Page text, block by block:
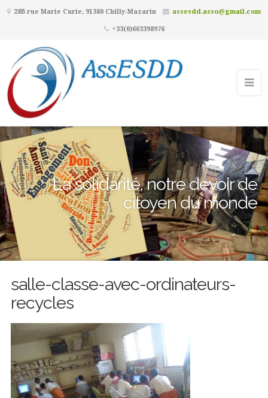
28B rue Marie Curie, 91380 Chilly-Mazarin
assesdd.asso@gmail.com
+33(0)663398976
La solidarité, notre devoir de
citoyen du monde
salle-classe-avec-ordinateurs-
recycles